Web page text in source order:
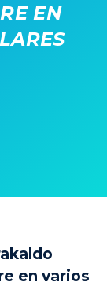
EN
en varios